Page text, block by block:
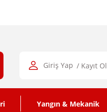
Giriş Yap / Kayıt Ol
Yangın & Mekanik